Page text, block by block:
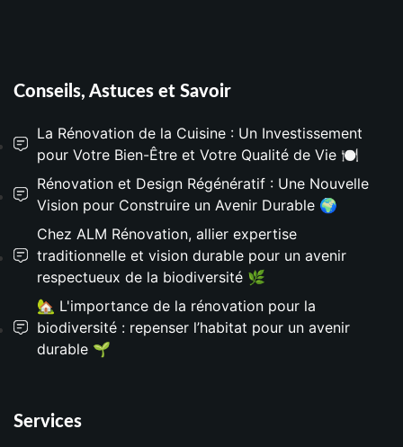
Conseils, Astuces et Savoir
La Rénovation de la Cuisine : Un Investissement
pour Votre Bien-Être et Votre Qualité de Vie 🍽️
Rénovation et Design Régénératif : Une Nouvelle
Vision pour Construire un Avenir Durable 🌍
Chez ALM Rénovation, allier expertise
traditionnelle et vision durable pour un avenir
respectueux de la biodiversité 🌿
🏡 L'importance de la rénovation pour la
biodiversité : repenser l’habitat pour un avenir
durable 🌱
Services